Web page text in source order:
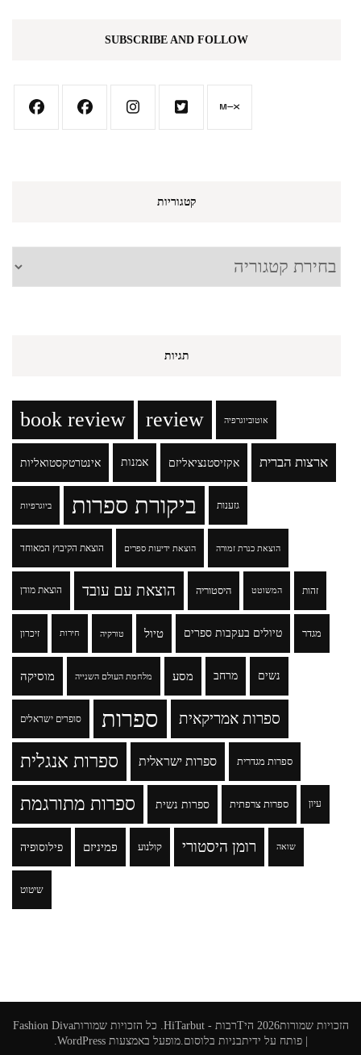
SUBSCRIBE AND FOLLOW
קטגוריות
קטגוריות
תגיות
book review review אוטוביוגרפיה
אינטרטקסטואליות אמנות אקזיסטנציאליזם ארצות הברית
ביוגרפיות ביקורת ספרות גזענות
הוצאת הקיבוץ המאוחד הוצאת ידיעות ספרים הוצאת כנרת זמורה
הוצאת מודן הוצאת עם עובד היסטוריה המשוטט זהות
זיכרון חירות טורקיה טיול טיולים בעקבות ספרים מגדר
מוסיקה מלחמת העולם השנייה מסע מרחב נשים
סופרים ישראלים ספרות ספרות אמריקאית
ספרות אנגלית ספרות ישראלית ספרות מגדרית
ספרות מתורגמת ספרות נשית ספרות צרפתית עיון
פילוסופיה פמיניזם קולנוע רומן היסטורי שואה
שיטוט
הזכויות שמורות2026 היTרבות - HiTarbut . כל הזכויות שמורותFashion Diva
| פותח על ידיתבניות בלוסום.מופעל באמצעותWordPress
.